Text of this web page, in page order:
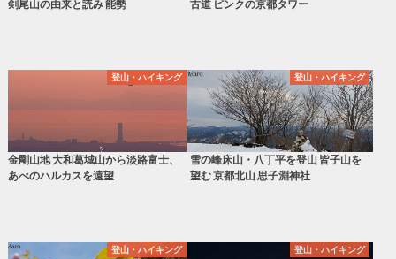
剣尾山の由来と読み 能勢
古道 ピンクの京都タワー
登山・ハイキング
金剛山地 大和葛城山から淡路富士、
あべのハルカスを遠望
登山・ハイキング
雪の峰床山・八丁平を登山 皆子山を
望む 京都北山 思子淵神社
登山・ハイキング 登山・ハイキング